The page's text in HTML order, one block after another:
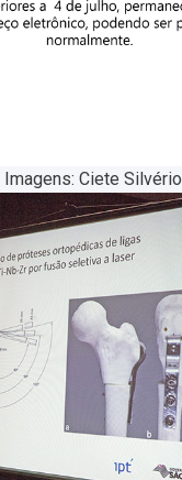
Imagens: Ciete Silvério